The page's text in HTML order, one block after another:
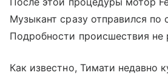
Музыкант сразу отправился по
Подробности происшествия не
Как известно, Тимати недавно